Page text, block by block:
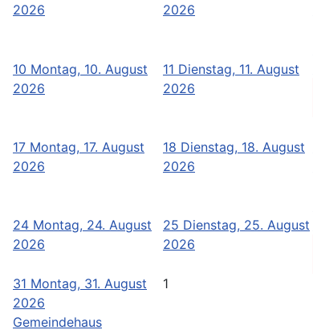
2026
2026
10 Montag, 10. August
2026
11 Dienstag, 11. August
2026
17 Montag, 17. August
2026
18 Dienstag, 18. August
2026
24 Montag, 24. August
2026
25 Dienstag, 25. August
2026
31 Montag, 31. August
2026
1
Gemeindehaus